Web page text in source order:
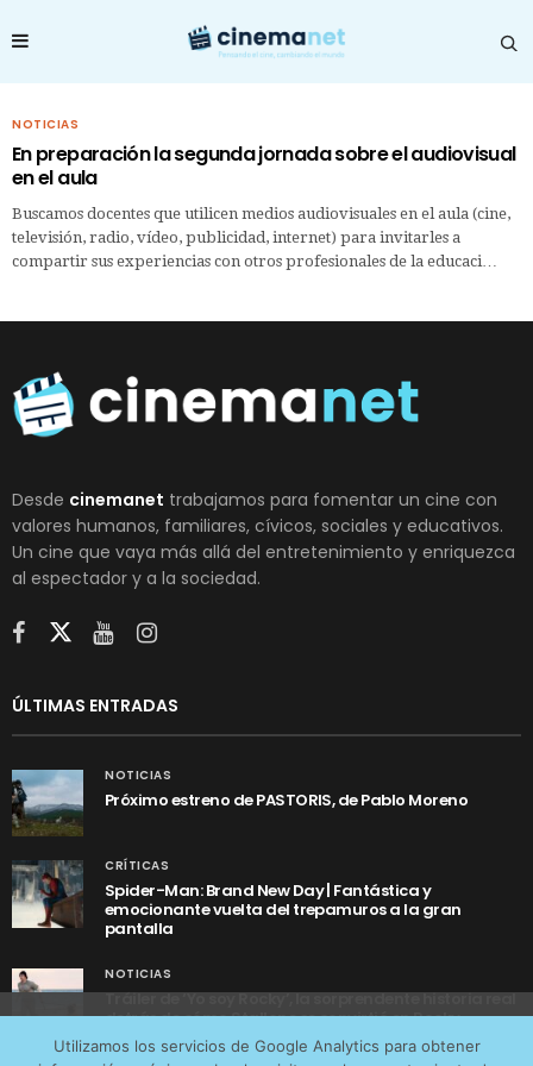
NOTICIAS
En preparación la segunda jornada sobre el audiovisual
en el aula
Buscamos docentes que utilicen medios audiovisuales en el aula (cine,
televisión, radio, vídeo, publicidad, internet) para invitarles a
compartir sus experiencias con otros profesionales de la educaci…
Desde cinemanet trabajamos para fomentar un cine con
valores humanos, familiares, cívicos, sociales y educativos.
Un cine que vaya más allá del entretenimiento y enriquezca
al espectador y a la sociedad.
ÚLTIMAS ENTRADAS
NOTICIAS
Próximo estreno de PASTORIS, de Pablo Moreno
CRÍTICAS
Spider-Man: Brand New Day | Fantástica y
emocionante vuelta del trepamuros a la gran
pantalla
NOTICIAS
Tráiler de ‘Yo soy Rocky’, la sorprendente historia real
detrás de cómo Stallone se convirtió en Rocky
Utilizamos los servicios de Google Analytics para obtener
tráfico web que recibimos y conocer los servicios que